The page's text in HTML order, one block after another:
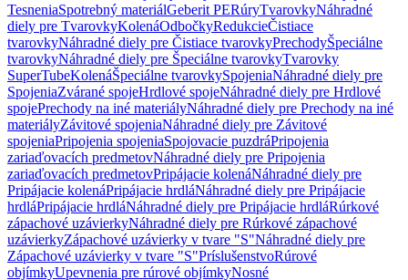
TesneniaSpotrebný materiálGeberit PERúryTvarovkyNáhradné
diely pre TvarovkyKolenáOdbočkyRedukcieČistiace
tvarovkyNáhradné diely pre Čistiace tvarovkyPrechodyŠpeciálne
tvarovkyNáhradné diely pre Špeciálne tvarovkyTvarovky
SuperTubeKolenáŠpeciálne tvarovkySpojeniaNáhradné diely pre
SpojeniaZvárané spojeHrdlové spojeNáhradné diely pre Hrdlové
spojePrechody na iné materiályNáhradné diely pre Prechody na iné
materiályZávitové spojeniaNáhradné diely pre Závitové
spojeniaPripojenia spojeniaSpojovacie puzdráPripojenia
zariaďovacích predmetovNáhradné diely pre Pripojenia
zariaďovacích predmetovPripájacie kolenáNáhradné diely pre
Pripájacie kolenáPripájacie hrdláNáhradné diely pre Pripájacie
hrdláPripájacie hrdláNáhradné diely pre Pripájacie hrdláRúrkové
zápachové uzávierkyNáhradné diely pre Rúrkové zápachové
uzávierkyZápachové uzávierky v tvare "S"Náhradné diely pre
Zápachové uzávierky v tvare "S"PríslušenstvoRúrové
objímkyUpevnenia pre rúrové objímkyNosné